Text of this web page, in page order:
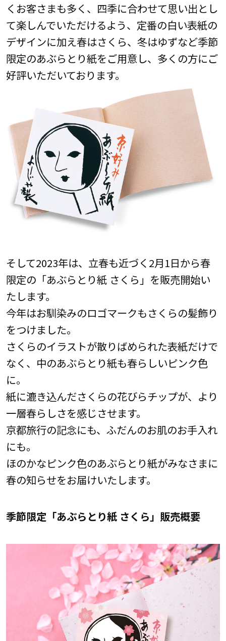
くお客さまも多く、四季に合わせて思い出とし
て楽しんでいただけるよう、定番の白い表紙の
デザインに加え春はさくら、冬はゆずなど季節
限定のあぶらとり紙をご用意し、多くの方にご
好評いただいております。
そして2023年は、立春も近づく2月1日から春
限定の「あぶらとり紙 さくら」を販売開始い
たします。
今年はお馴染みのロゴマークもさくらの髪飾り
をつけました。
さくらのイラストが散りばめられた表紙だけで
なく、中のあぶらとり紙も春らしいピンク色
に。
紙に漉き込んださくらの花びらチップが、より
一層春らしさを感じさせます。
京都旅行の記念にも、ふだんのお肌のお手入れ
にも。
ほのかなピンク色のあぶらとり紙がみなさまに
春の知らせをお届けいたします。
季節限定「あぶらとり紙 さくら」販売概要